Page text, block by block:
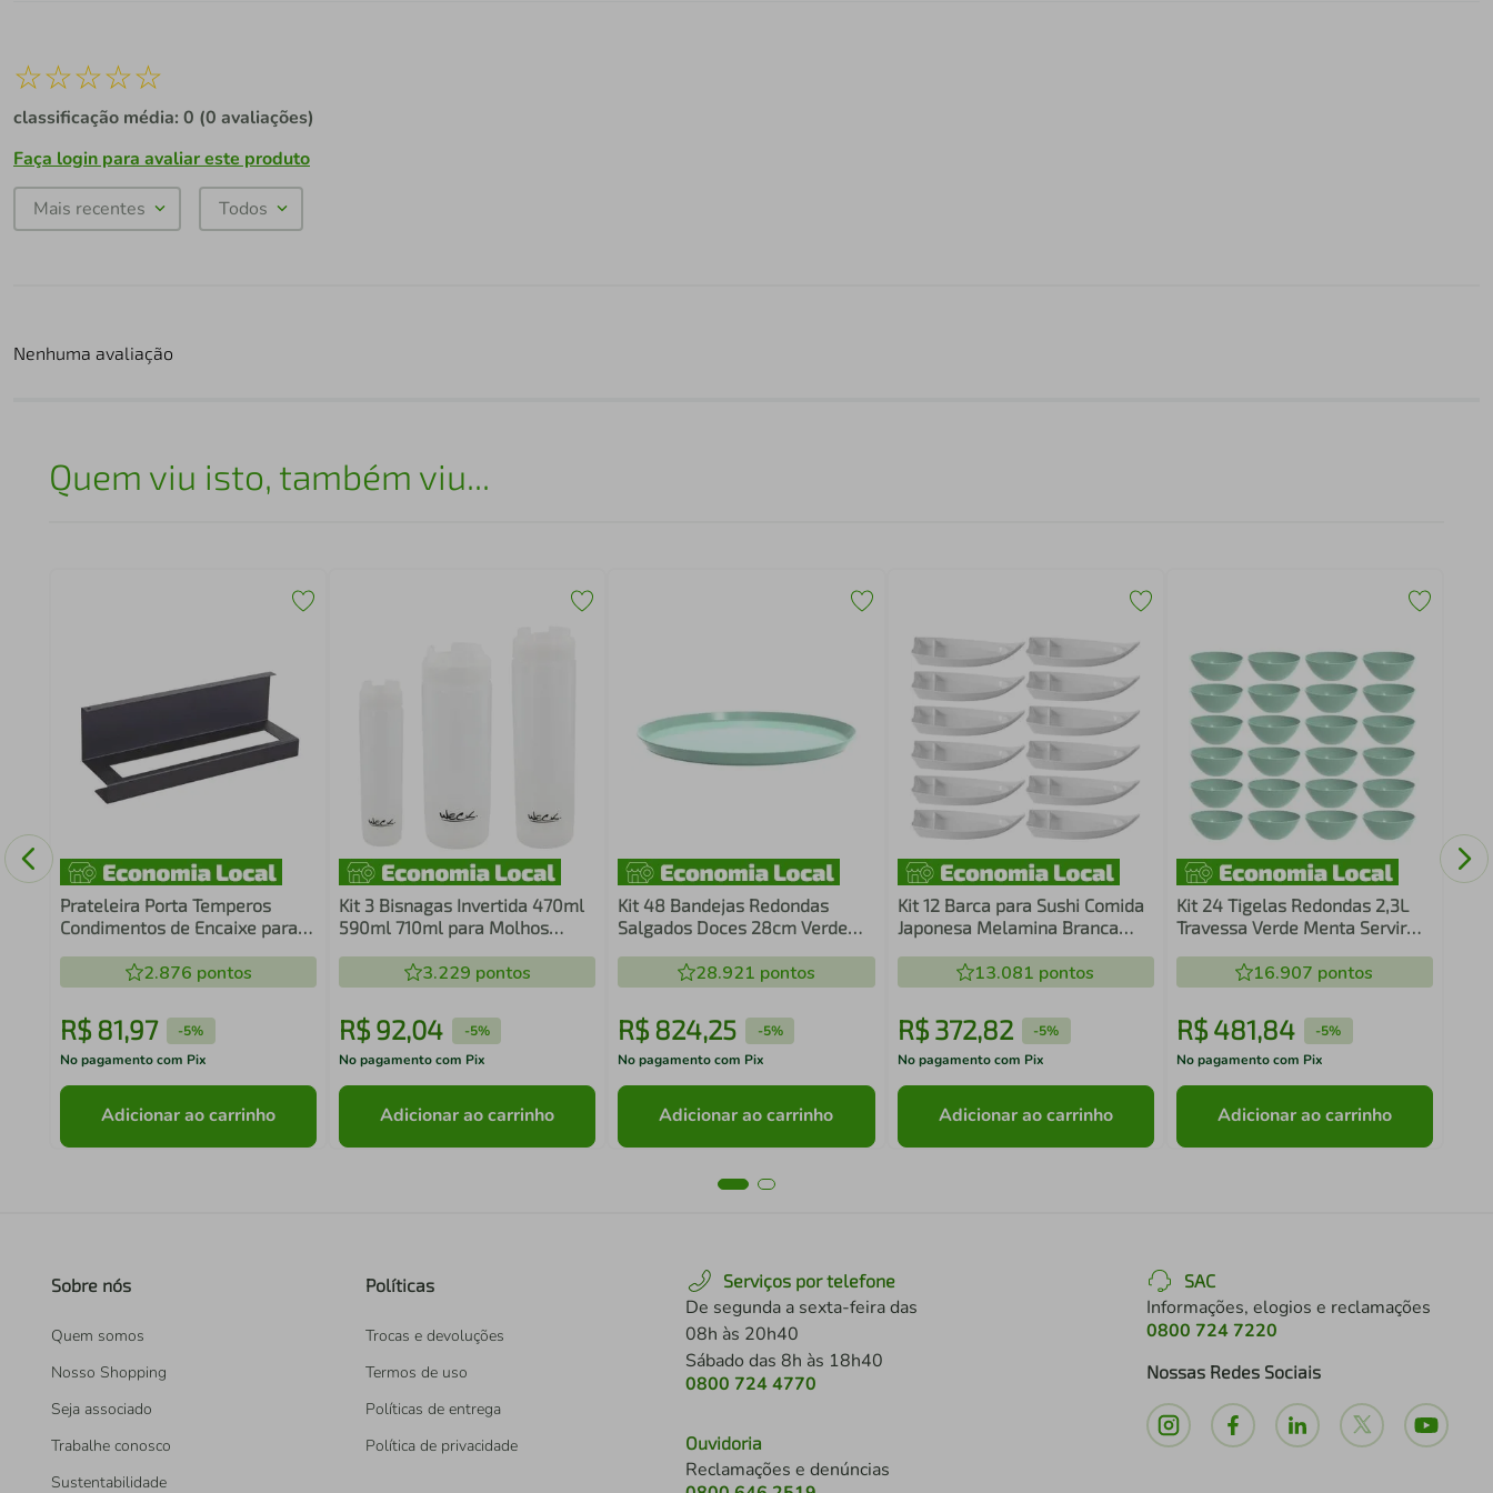
☆☆☆☆☆
classificação média: 0 (0 avaliações)
Faça login para avaliar este produto
Mais recentes Todos
Nenhuma avaliação
Quem viu isto, também viu...
Prateleira Porta Temperos
Condimentos de Encaixe para
Preto Piva2.876 pontos
R$ 81,97 -5%
No pagamento com Pix
Adicionar ao carrinho
Kit 3 Bisnagas Invertida 470ml
590ml 710ml para Molhos
3.229 pontos
R$ 92,04 -5%
No pagamento com Pix
Adicionar ao carrinho
Kit 48 Bandejas Redondas
Salgados Doces 28cm Verde
Bubble Crippa
28.921 pontos
R$824,25 -5%
No pagamento com Pix
Adicionar ao carrinho
Kit 12 Barca para Sushi Comida
Japonesa Melamina Branca
13.081 pontos
R$ 372,82 -5%
No pagamento com Pix
Adicionar ao carrinho
Kit 24 Tigelas Redondas 2,3L
Travessa Verde Menta Servir
16.907 pontos
R$ 481,84 -5%
No pagamento com Pix
Adicionar ao carrinho
Sobre nós
Quem somos
Nosso Shopping
Seja associado
Trabalhe conosco
Sustentabilidade
Políticas
Trocas e devoluções
Termos de uso
Políticas de entrega
Política de privacidade
Serviços por telefone
De segunda a sexta-feira das
08h às 20h40
Sábado das 8h às 18h40
0800 724 4770
Ouvidoria
Reclamações e denúncias
SAC
Informações, elogios e reclamações
0800 724 7220
Nossas Redes Sociais